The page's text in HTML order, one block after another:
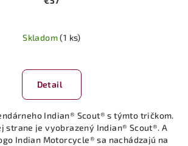
Skladom(1 ks)
Detail
Indian® Scout® s týmto tričkom.
strane je vyobrazený Indian® Scout®. A
Indian Motorcycle® sa nachádzajú na